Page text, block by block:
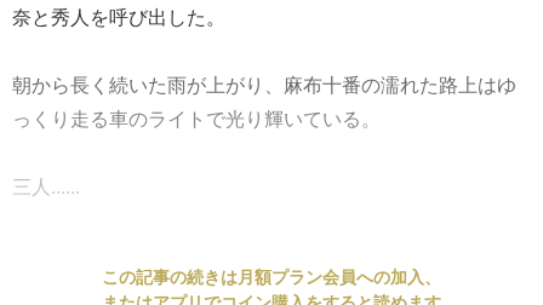
奈と秀人を呼び出した。
朝から長く続いた雨が上がり、麻布十番の濡れた路上はゆ
っくり走る車のライトで光り輝いている。
三人......
この記事の続きは月額プラン会員への加入、